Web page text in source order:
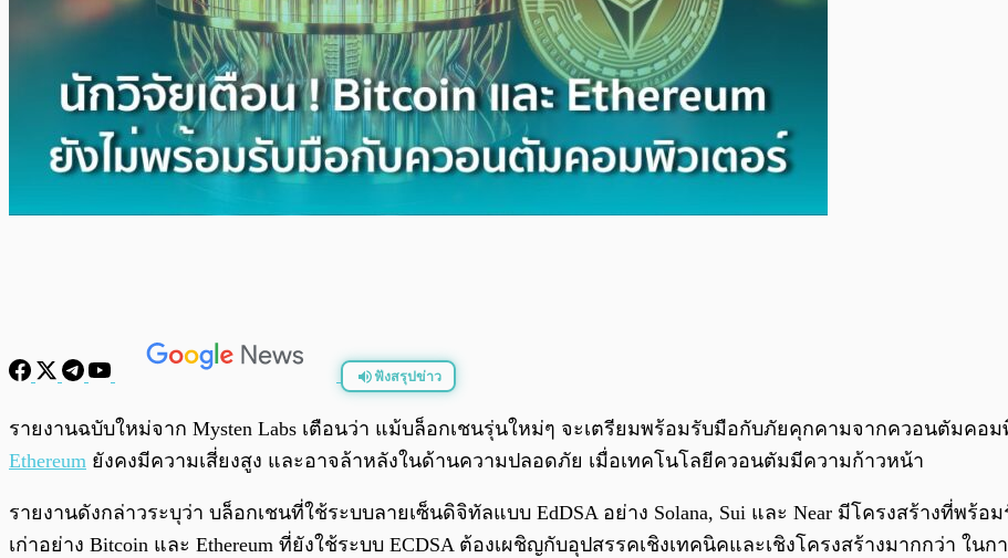
ฟังสรุปข่าว
พร้อมเล่น
รายงานฉบับใหม่จาก Mysten Labs เตือนว่า แม้บล็อกเชนรุ่นใหม่ๆ จะเตรียมพร้อมรับมือกับภัยคุกคามจากควอนตัมคอม
Ethereum ยังคงมีความเสี่ยงสูง และอาจล้าหลังในด้านความปลอดภัย เมื่อเทคโนโลยีควอนตัมมีความก้าวหน้า
รายงานดังกล่าวระบุว่า บล็อกเชนที่ใช้ระบบลายเซ็นดิจิทัลแบบ EdDSA อย่าง Solana, Sui และ Near มีโครงสร้างที่พ
เก่าอย่าง Bitcoin และ Ethereum ที่ยังใช้ระบบ ECDSA ต้องเผชิญกับอุปสรรคเชิงเทคนิคและเชิงโครงสร้างมากกว่า ใ